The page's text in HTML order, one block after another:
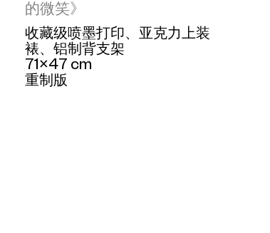
的微笑》
收藏级喷墨打印、亚克力上装
裱、铝制背支架
71×47 cm
重制版